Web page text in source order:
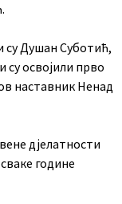
су Душан Суботић,
су освојили прво
наставник Ненад
дјелатности
године